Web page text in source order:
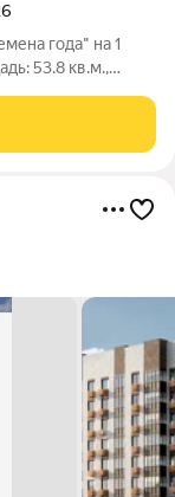
года" на 1
53.8 кв.м.,